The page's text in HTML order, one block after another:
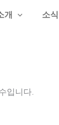
개 소식
입니다.